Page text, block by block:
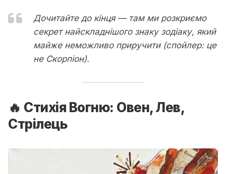
Дочитайте до кінця — там ми розкриємо
секрет найскладнішого знаку зодіаку, який
майже неможливо приручити (спойлер: це
не Скорпіон).
🔥 Стихія Вогню: Овен, Лев,
Стрілець